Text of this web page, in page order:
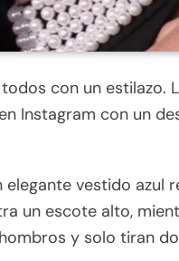
con un estilazo.
Instagram con un
vestido azul
un escote alto,
y solo tiran